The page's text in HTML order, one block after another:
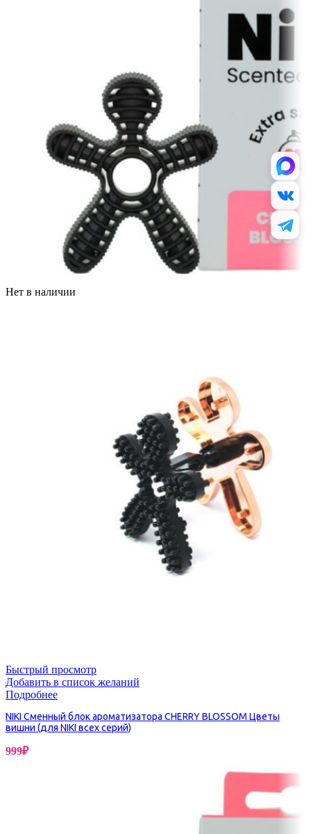
Нет в наличии
Быстрый просмотр
Добавить в список желаний
Подробнее
NIKI Сменный блок ароматизатора CHERRY BLOSSOM Цветы
вишни (для NIKI всех серий)
999₽